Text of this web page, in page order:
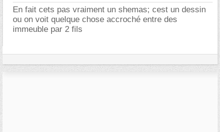
En fait cets pas vraiment un shemas; cest un dessin
ou on voit quelque chose accroché entre des
immeuble par 2 fils